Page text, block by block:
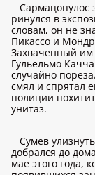
Сармацопулос
ринулся в
словам, он не
Пикассо и
Захваченный им
Гульельмо
случайно
смял и спрятал
полиции
унитаз.
Сумев
добрался до
мае этого года,